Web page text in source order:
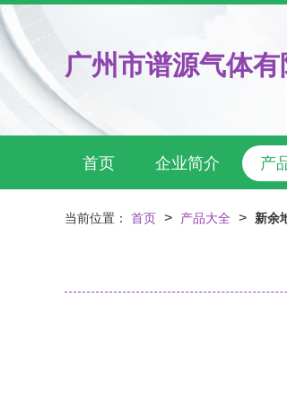
广州市谱源气体有
首页 企业简介 产
当前位置： 首页 > 产品大全 > 新余